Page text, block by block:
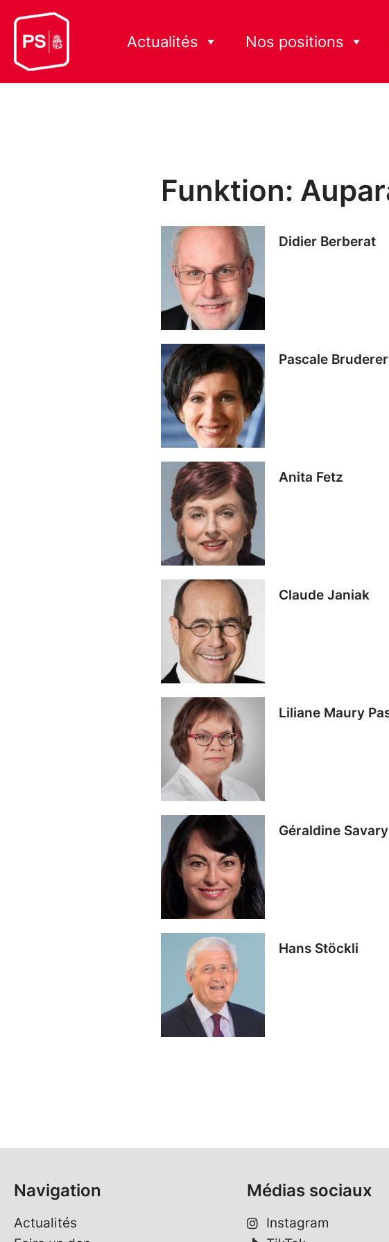
Actualités Nos positions
Funktion:
Didier Berberat
Pascale
Anita Fetz
Claude Janiak
Liliane Maury
Géraldine Savary
Hans Stöckli
Navigation
Actualités
Médias sociaux
Instagram